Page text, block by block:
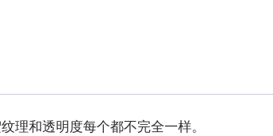
理和透明度每个都不完全一样。